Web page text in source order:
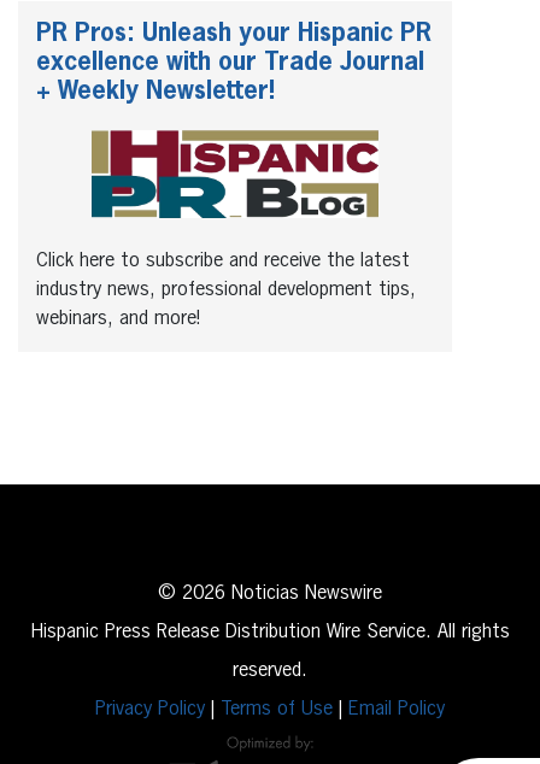
PR Pros: Unleash your Hispanic PR
excellence with our Trade Journal
+ Weekly Newsletter!
Click here to subscribe and receive the latest
industry news, professional development tips,
webinars, and more!
© 2026 Noticias Newswire
Hispanic Press Release Distribution Wire Service. All rights
reserved.
Privacy Policy
Terms of Use Email Policy